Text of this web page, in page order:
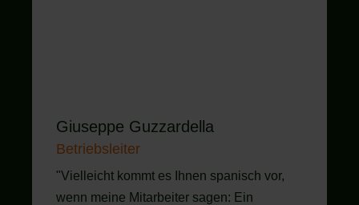
Giuseppe Guzzardella
Betriebsleiter
"Vielleicht kommt es Ihnen spanisch vor,
wenn meine Mitarbeiter sagen: Ein